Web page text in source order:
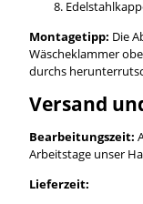
Montagetipp: Die
Wäscheklammer
durchs
Versand
Bearbeitungszeit:
Arbeitstage unser
Lieferzeit: